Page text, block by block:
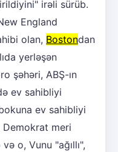
irəli sürüb.
England
olan, Bostondan
yerləşən
şəhəri, ABŞ-ın
ev sahibliyi
ev sahibliyi
Demokrat meri
o, Vunu "ağıllı",